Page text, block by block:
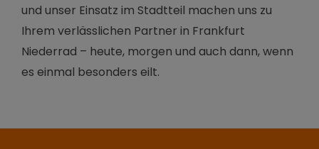
und unser Einsatz im Stadtteil machen uns zu
Ihrem verlässlichen Partner in Frankfurt
Niederrad – heute, morgen und auch dann, wenn
es einmal besonders eilt.